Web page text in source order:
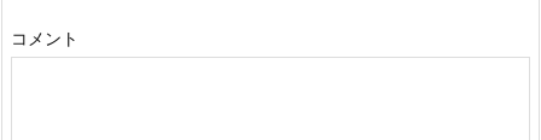
コメント